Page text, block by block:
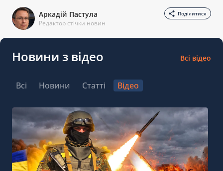
Аркадій Пастула
Редактор стічки новин
Поділитися
Новини з відео Всі відео
Всі Новини Статті Відео